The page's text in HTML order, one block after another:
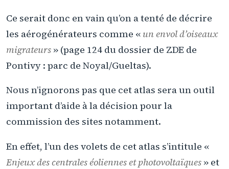
Ce serait donc en vain qu’on a tenté de décrire
les aérogénérateurs comme « un envol d’oiseaux
migrateurs » (page 124 du dossier de ZDE de
Pontivy : parc de Noyal/Gueltas).
Nous n’ignorons pas que cet atlas sera un outil
important d’aide à la décision pour la
commission des sites notamment.
En effet, l’un des volets de cet atlas s’intitule «
Enjeux des centrales éoliennes et photovoltaïques » et